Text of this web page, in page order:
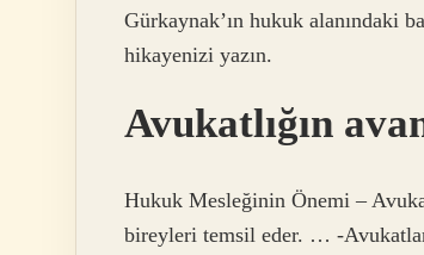
Gürkaynak’ın hukuk alanındaki
hikayenizi yazın.
Avukatlığın
Hukuk Mesleğinin Önemi –
bireyleri temsil eder. … -